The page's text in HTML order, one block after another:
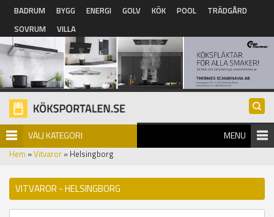
Hoppa till huvudinnehåll
BADRUM BYGG ENERGI GOLV KÖK POOL
TRÄDGÅRD
SOVRUM
VILLA
VÄLJ KATEGORI MENU
Hem »Vitvaror » Helsingborg
VITVAROR - HELSINGBORG